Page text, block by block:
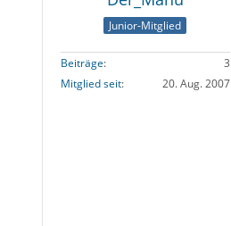
Junior-Mitglied
Beiträge
3
Mitglied seit
20. Aug. 2007